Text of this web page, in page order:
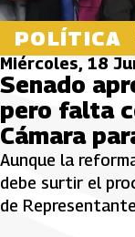
POLÍTICA
Miércoles, 18
Senado
pero falta
Cámara
Aunque la
debe surtir el
de